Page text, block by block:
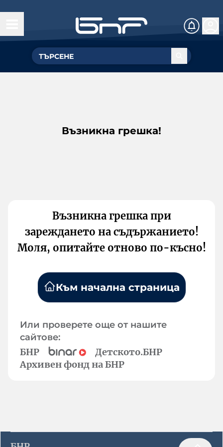
Възникна грешка!
Възникна грешка при
зареждането на съдържанието!
Моля, опитайте отново по-късно!
Към начална страница
Или проверете още от нашите
сайтове:
БНР
Детското.БНР
Архивен фонд на БНР